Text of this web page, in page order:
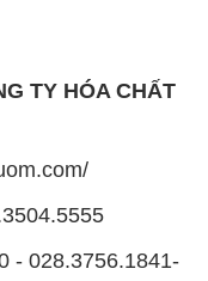
TY HÓA CHẤT
- 028.3756.1841-